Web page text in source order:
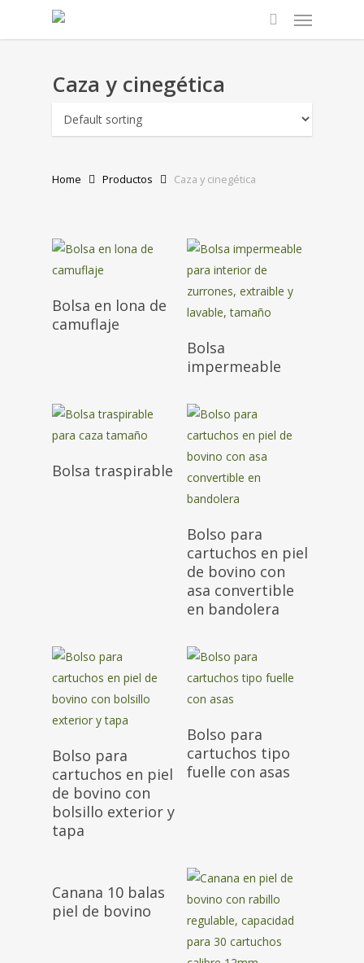
search
Menu
Caza y cinegética
Home Productos Caza y cinegética
Bolsa en lona de
camuflaje
Bolsa
impermeable
Bolsa traspirable
Bolso para
cartuchos en piel
de bovino con
asa convertible
en bandolera
Bolso para
cartuchos en piel
de bovino con
bolsillo exterior y
tapa
Bolso para
cartuchos tipo
fuelle con asas
Canana 10 balas
piel de bovino